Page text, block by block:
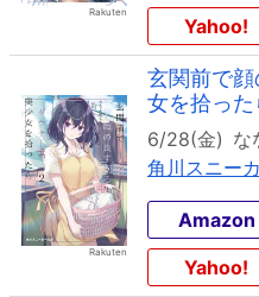
Yahoo!
玄関前で
女を拾った
6/28(金) な
角川スニー
Amazon
Yahoo!